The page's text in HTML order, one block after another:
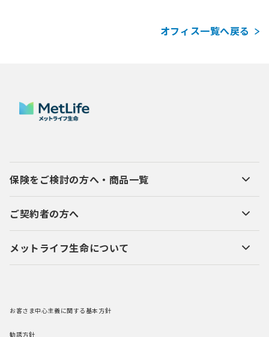
オフィス一覧へ戻る
保険をご検討の方へ・商品一覧
ご契約者の方へ
メットライフ生命について
お客さま中心主義に関する基本方針
勧誘方針